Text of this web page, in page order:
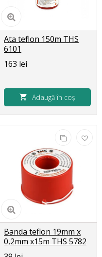
Ata teflon 150m THS
6101
163 lei
Adaugă în coș
Banda teflon 19mm x
0,2mm x15m THS 5782